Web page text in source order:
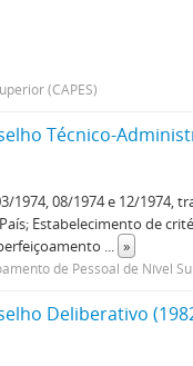
(CAPES)
Técnico-
1974, 08/1974 e 12/1974,
Estabelecimento de
... »
de Pessoal de Nível
Deliberativo